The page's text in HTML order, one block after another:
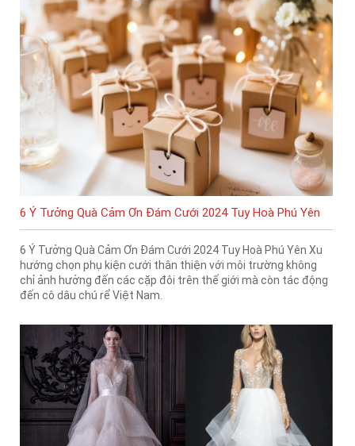
6 Ý Tưởng Quà Cảm Ơn Đám Cưới 2024 Tuy Hoà Phú Yên
6 Ý Tưởng Quà Cảm Ơn Đám Cưới 2024 Tuy Hoà Phú Yên Xu
hướng chọn phụ kiện cưới thân thiện với môi trường không
chỉ ảnh hưởng đến các cặp đôi trên thế giới mà còn tác động
đến cô dâu chú rể Việt Nam.